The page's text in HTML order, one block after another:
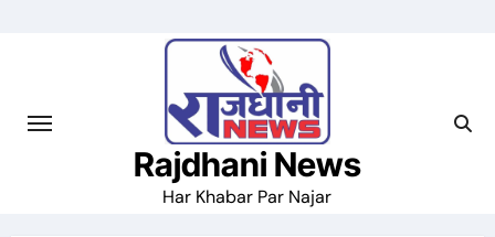
Rajdhani News
Har Khabar Par Najar